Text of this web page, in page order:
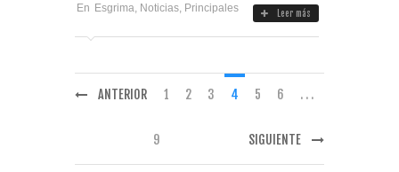
En Esgrima Noticias Principales Leer más
ANTERIOR 1 2 3 4 5 6 . . .
9 SIGUIENTE